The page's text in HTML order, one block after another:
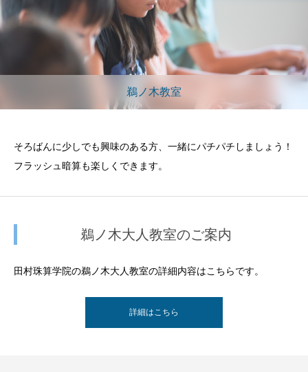
鵜ノ木教室
そろばんに少しでも興味のある方、一緒にパチパチしましょう！
フラッシュ暗算も楽しくできます。
鵜ノ木大人教室のご案内
田村珠算学院の鵜ノ木大人教室の詳細内容はこちらです。
詳細はこちら